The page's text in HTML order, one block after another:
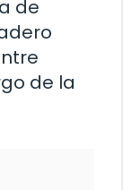
de
de la